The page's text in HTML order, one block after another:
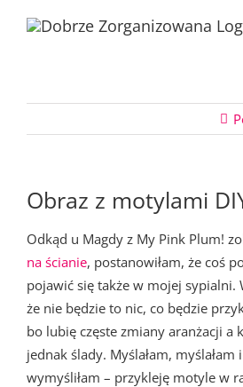
Obraz z motylami
Odkąd u Magdy z My Pink Plum!
na ścianie, postanowiłam, że coś
pojawić się także w mojej sypialni.
że nie będzie to nic, co będzie
bo lubię częste zmiany aranżacji a
jednak ślady. Myślałam, myślałam
wymyśliłam – przykleję motyle w